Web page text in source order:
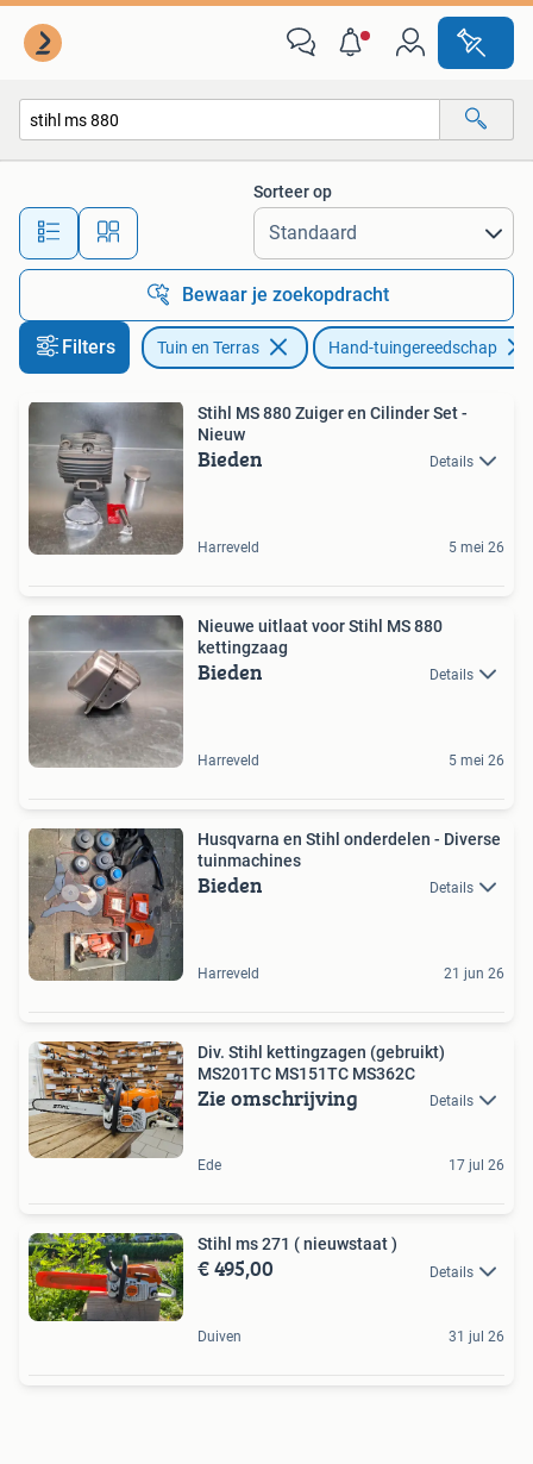
Alle afstanden…
Sorteer op
Bewaar je zoekopdracht
Filters Tuin en Terras Hand-tuingereedschap
Stihl MS 880 Zuiger en Cilinder Set -
Nieuw
Bieden Details
Harreveld 5 mei 26
Nieuwe uitlaat voor Stihl MS 880
kettingzaag
Bieden Details
Harreveld 5 mei 26
Husqvarna en Stihl onderdelen - Diverse
tuinmachines
Bieden Details
Harreveld 21 jun 26
Div. Stihl kettingzagen (gebruikt)
MS201TC MS151TC MS362C
Zie omschrijving Details
Ede 17 jul 26
Stihl ms 271 ( nieuwstaat )
€ 495,00 Details
Duiven 31 jul 26